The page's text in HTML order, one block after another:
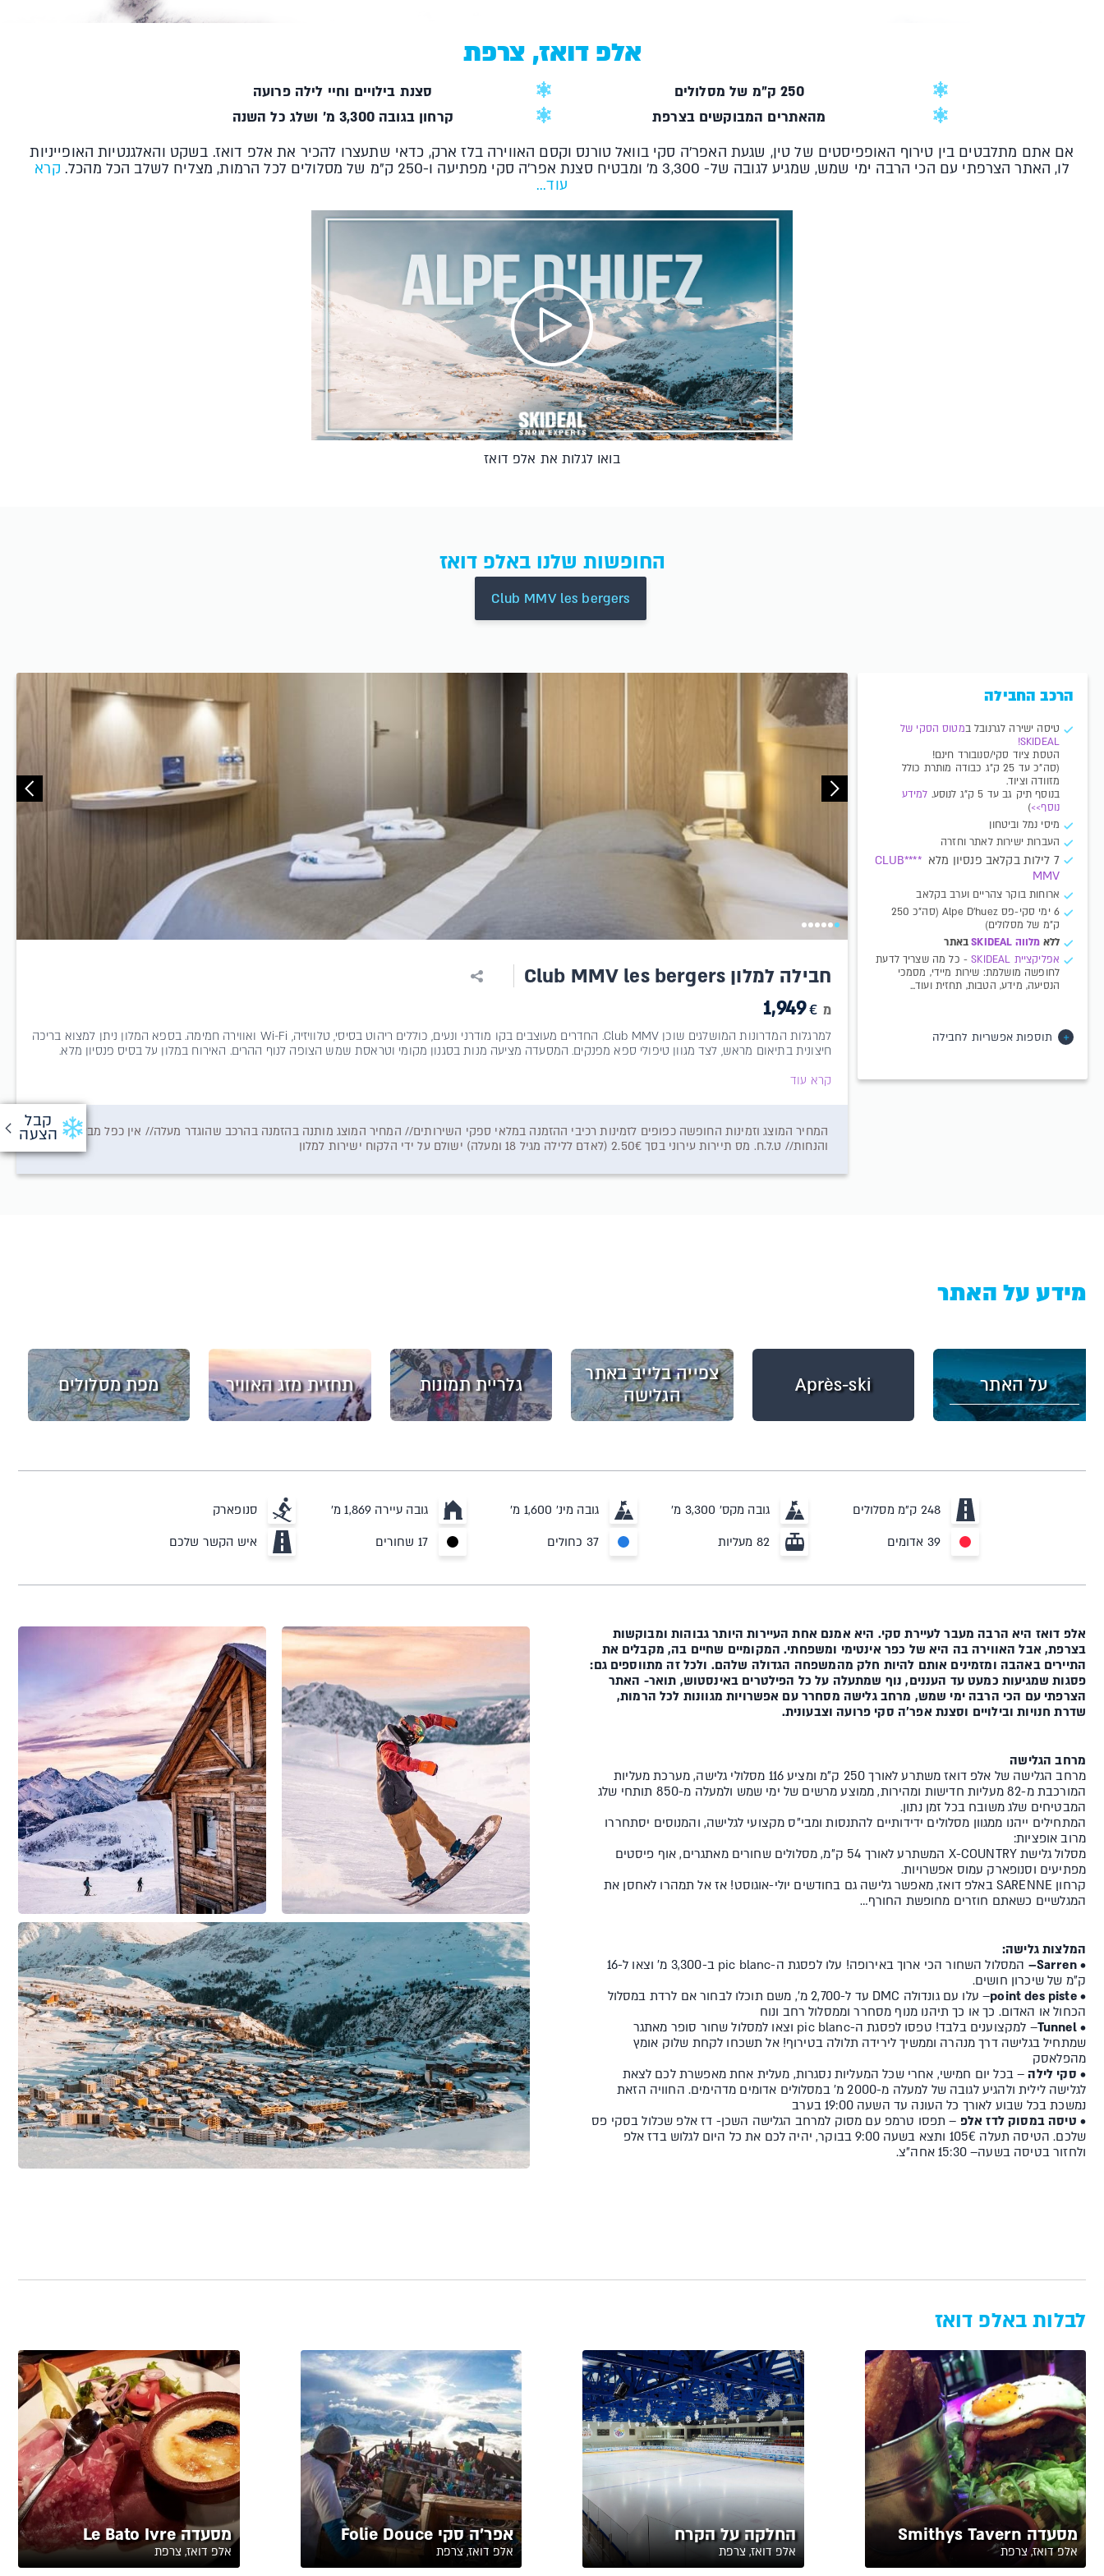
קבל
הצעה
אלפ דואז, צרפת
250 ק"מ של מסלולים
סצנת בילויים וחיי לילה פרועה
מהאתרים המבוקשים בצרפת
קרחון בגובה 3,300 מ' ושלג כל השנה
אם אתם מתלבטים בין טירוף האופפיסטים של טין, שגעת האפר'ה סקי בוואל טורנס וקסם האווירה בלז ארק, כדאי שתעצרו להכיר את אלפ דואז. בשקט והאלגנטיות האופייניות
לו, האתר הצרפתי עם הכי הרבה ימי שמש, שמגיע לגובה של- 3,300 מ' ומבטיח סצנת אפר'ה סקי מפתיעה ו-250 ק"מ של מסלולים לכל הרמות, מצליח לשלב הכל מהכל.
קרא
עוד...
בואו לגלות את אלפ דואז
החופשות שלנו באלפ דואז
Club MMV les bergers
הרכב החבילה
טיסה ישירה לגרנובל במטוס הסקי של
SKIDEAL!
הטסת ציוד סקי/סנובורד חינם!
(סה"כ עד 25 ק"ג כבודה מותרת כולל
מזוודה וציוד.
בנוסף תיק גב עד 5 ק"ג לנוסע.
למידע
נוסף>>)
מיסי נמל וביטחון
העברות ישירות לאתר וחזרה
7 לילות בקלאב פנסיון מלא
****CLUB
MMV
ארוחות בוקר צהריים וערב בקלאב
6 ימי סקי-פס Alpe D'huez (סה"כ 250
ק"מ של מסלולים)
ללא מלווה S KIDEAL באתר
א​פליקציית SKIDEAL​​
- כל מה שצריך לדעת
לחופשה מושלמת: שירות מיידי, מסמכי
הנסיעה, מידע, הטבות, תחזית ועוד...
תוספות אפשריות לחבילה
חבילה למלון Club MMV les bergers
למרגלות המדרונות המושלגים שוכן Club MMV. החדרים מעוצבים בקו מודרני ונעים, כוללים ריהוט בסיסי, טלוויזיה, Wi-Fi ואווירה חמימה. בספא המלון ניתן למצוא בריכה
חיצונית בתיאום מראש, לצד מגוון טיפולי ספא מפנקים. המסעדה מציעה מנות בסגנון מקומי וטראסת שמש הצופה לנוף ההרים. האירוח במלון על בסיס פנסיון מלא.
קרא עוד
מ 1,949€
המחיר המוצג וזמינות החופשה כפופים לזמינות רכיבי ההזמנה במלאי ספקי השירותים// המחיר המוצג מותנה בהזמנה בהרכב שהוגדר מעלה// אין כפל מבצעים
והנחות// ט.ל.ח. מס תיירות עירוני בסך 2.50€ (לאדם ללילה מגיל 18 ומעלה) ישולם על ידי הלקוח ישירות למלון
מידע על האתר
על האתר Après-ski
צפייה בלייב באתר
הגלישה
גלריית תמונות תחזית מזג האוויר מפת מסלולים
248 ק"מ מסלולים גובה מקס' 3,300 מ' גובה מינ' 1,600 מ' גובה עיירה 1,869 מ' סנופארק
39 אדומים 82 מעליות 37 כחולים 17 שחורים איש הקשר שלכם
אלפ דואז היא הרבה מעבר לעיירת סקי. היא אמנם אחת העיירות היותר גבוהות ומבוקשות
בצרפת, אבל האווירה בה היא של כפר אינטימי ומשפחתי. המקומיים שחיים בה, מקבלים את
התיירים באהבה ומזמינים אותם להיות חלק מהמשפחה הגדולה שלהם. ולכל זה מתווספים גם:
פסגות שמגיעות כמעט עד העננים, נוף שמתעלה על כל הפילטרים באינסטוש, תואר- האתר
הצרפתי עם הכי הרבה ימי שמש, מרחב גלישה מסחרר עם אפשרויות מגוונות לכל הרמות,
שדרת חנויות ובילויים וסצנת אפר'ה סקי פרועה וצבעונית.
מרחב הגלישה
מרחב הגלישה של אלפ דואז משתרע לאורך 250 ק"מ ומציע 116 מסלולי גלישה, מערכת מעליות
המורכבת מ-82 מעליות חדישות ומהירות, ממוצע מרשים של ימי שמש ולמעלה מ-850 תותחי שלג
המבטיחים שלג משובח בכל זמן נתון.
המתחילים ייהנו ממגוון מסלולים ידידותיים להתנסות ומבי"ס מקצועי לגלישה, והמנוסים יסתחררו
מרוב אופציות:
מסלול גלישת X-COUNTRY המשתרע לאורך 54 ק"מ, מסלולים שחורים מאתגרים, אוף פיסטים
מפתיעים וסנופארק עמוס אפשרויות.
קרחון SARENNE באלפ דואז, מאפשר גלישה גם בחודשים יולי-אוגוסט! אז אל תמהרו לאחסן את
המגלשיים כשאתם חוזרים מחופשת החורף…
המלצות גלישה:
• Sarren
–
המסלול השחור הכי ארוך באירופה! עלו לפסגת ה-pic blanc ב-3,300 מ' וצאו ל-16
ק"מ של שיכרון חושים.
• point des piste
– עלו עם גונדולה DMC עד ל-2,700 מ', משם תוכלו לבחור אם לרדת במסלול
הכחול או האדום. כך או כך תיהנו מנוף מסחרר וממסלול רחב ונוח
• Tunnel
– למקצוענים בלבד! טפסו לפסגת ה-pic blanc וצאו למסלול שחור סופר מאתגר
שמתחיל בגלישה דרך מנהרה וממשיך לירידה תלולה בטירוף! אל תשכחו לקחת שלוק אומץ
מהפלאסק
• סקי לילה – בכל יום חמישי, אחרי שכל המעליות נסגרות, מעלית אחת מאפשרת לכם לצאת
לגלישה לילית ולהגיע לגובה של למעלה מ-2000 מ' במסלולים אדומים מדהימים. החוויה הזאת
נמשכת בכל שבוע לאורך כל העונה עד השעה 19:00 בערב
• טיסה במסוק לדז אלפ – תפסו טרמפ עם מסוק למרחב הגלישה השכן- דז אלפ שכלול בסקי פס
שלכם. הטיסה תעלה 105€ ותצא בשעה 9:00 בבוקר, יהיה לכם את כל היום לגלוש בדז אלפ
ולחזור בטיסה בשעה– 15:30 אחה"צ.
לבלות באלפ דואז
מסעדה Smithys Tavern
אלפ דואז, צרפת
החלקה על הקרח
אלפ דואז, צרפת
אפר'ה סקי Folie Douce
אלפ דואז, צרפת
מסעדה Le Bato Ivre
אלפ דואז, צרפת